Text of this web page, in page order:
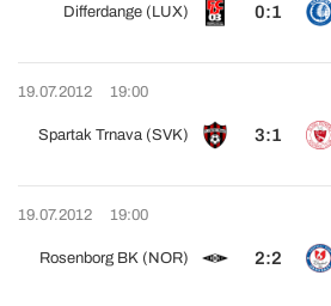
Differdange (LUX) 0:1
19.07.2012 19:00
Spartak Trnava (SVK) 3:1
19.07.2012 19:00
Rosenborg BK (NOR) 2:2